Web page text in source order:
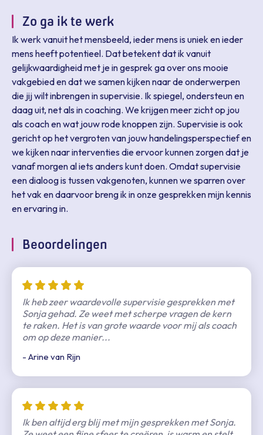
Zo ga ik te werk
Ik werk vanuit het mensbeeld, ieder mens is uniek en ieder
mens heeft potentieel. Dat betekent dat ik vanuit
gelijkwaardigheid met je in gesprek ga over ons mooie
vakgebied en dat we samen kijken naar de onderwerpen
die jij wilt inbrengen in supervisie. Ik spiegel, ondersteun en
daag uit, net als in coaching. We krijgen meer zicht op jou
als coach en wat jouw rode knoppen zijn. Supervisie is ook
gericht op het vergroten van jouw handelingsperspectief en
we kijken naar interventies die ervoor kunnen zorgen dat je
vanaf morgen al iets anders kunt doen. Omdat supervisie
een dialoog is tussen vakgenoten, kunnen we sparren over
het vak en daarvoor breng ik in onze gesprekken mijn kennis
en ervaring in.
Beoordelingen
Ik heb zeer waardevolle supervisie gesprekken met
Sonja gehad. Ze weet met scherpe vragen de kern
te raken. Het is van grote waarde voor mij als coach
om op deze manier...
- Arine van Rijn
Ik ben altijd erg blij met mijn gesprekken met Sonja.